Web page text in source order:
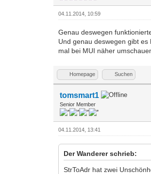
04.11.2014, 10:59
Genau deswegen
Und genau deswegen gibt
mal bei MUI näher
Homepage Suchen
tomsmart1
Senior Member
04.11.2014, 13:41
Der Wanderer schrieb:
StrToAdr hat zwei